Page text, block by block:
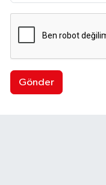
Gönder